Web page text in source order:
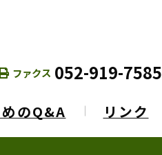
ファクス 052-919-7585
のQ&A リンク